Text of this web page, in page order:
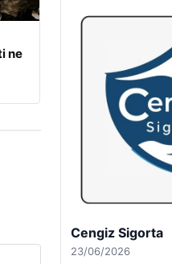
ne
Cengiz Sigorta
23/06/2026